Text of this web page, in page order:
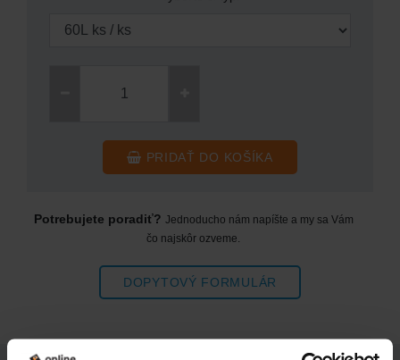
PRIDAŤ DO KOŠÍKA
Potrebujete poradiť? Jednoducho nám napíšte a my sa Vám
čo najskôr ozveme.
DOPYTOVÝ FORMULÁR